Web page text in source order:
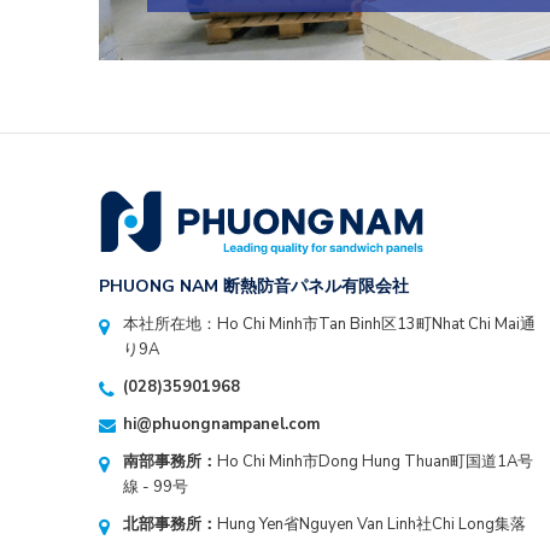
PHUONG NAM 断熱防音パネル有限会社
本社所在地：Ho Chi Minh市Tan Binh区13町Nhat Chi Mai通
り9A
(028)35901968
hi@phuongnampanel.com
南部事務所： Ho Chi Minh市Dong Hung Thuan町国道1A号
線 - 99号
北部事務所： Hung Yen省Nguyen Van Linh社Chi Long集落